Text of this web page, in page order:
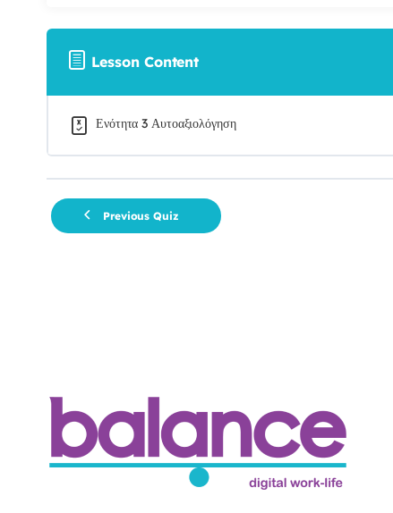
Lesson Content
Ενότητα 3 Αυτοαξιολόγηση
Previous Quiz